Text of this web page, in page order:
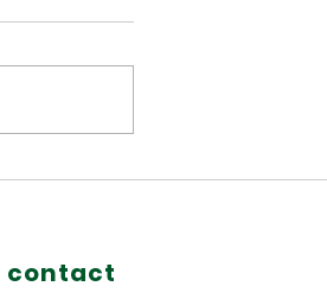
Le tournoi de pétanque est de
contact